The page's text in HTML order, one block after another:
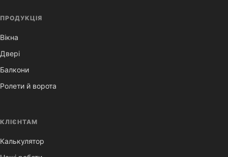
ПРОДУКЦІЯ
Вікна
Двері
Балкони
Ролети й ворота
КЛІЄНТАМ
Калькулятор